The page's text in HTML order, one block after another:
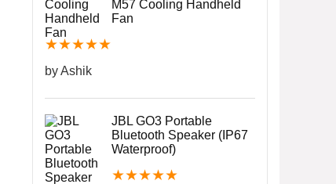
M57 Cooling Handheld
Fan
★★★★★
by Ashik
JBL GO3 Portable
Bluetooth Speaker (IP67
Waterproof)
★★★★★